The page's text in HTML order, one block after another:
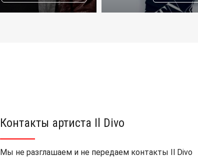
Контакты артиста Il Divo
Мы не разглашаем и не передаем контакты Il Divo